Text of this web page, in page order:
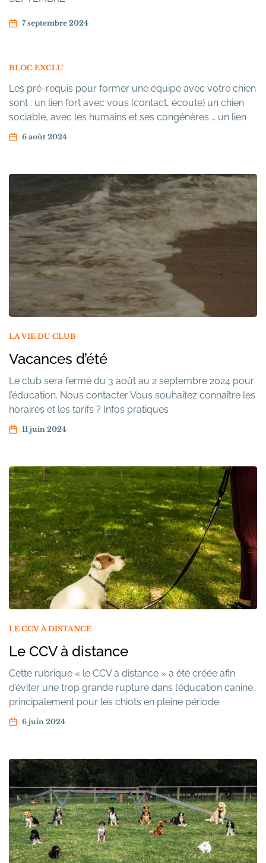
7 septembre 2024
BLOC EXCLU
Les pré-requis pour former une équipe avec votre chien
sont : un lien fort avec vous (contact, écoute) un chien
sociable, avec les humains et ses congénères … un lien
fort avec vous un chien capable d’évoluer sans laisse et
6 août 2024
Vacances d’été
LA VIE DU CLUB
Le club sera fermé du 3 août au 2 septembre 2024 pour
l’éducation. Nous contacter Vous souhaitez connaître les
horaires et les tarifs ? Infos pratiques
11 juin 2024
Le CCV à distance
LE CCV À DISTANCE
Cette rubrique « le CCV à distance » a été créée afin
d’éviter une trop grande rupture dans l’éducation canine,
principalement pour les chiots en pleine période
d’apprentissage et de construction; Nous avons décidé
essentiels pour la sociabilité de […]
6 juin 2024